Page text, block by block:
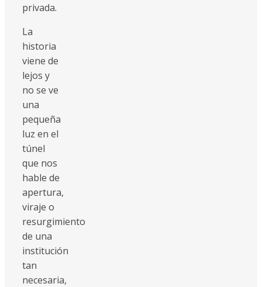
privada.
La
historia
viene de
lejos y
no se ve
una
pequeña
luz en el
túnel
que nos
hable de
apertura,
viraje o
resurgimiento
de una
institución
tan
necesaria,